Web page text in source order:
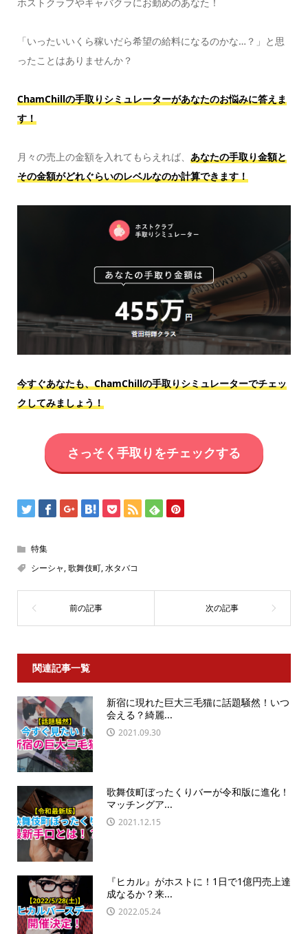
「いったいいくら稼いだら希望の給料になるのかな…？」と思
ったことはありませんか？
ChamChillの手取りシミュレーターがあなたのお悩みに答えま
す！
月々の売上の金額を入れてもらえれば、 あなたの手取り金額と
その金額がどれぐらいのレベルなのか計算できます！
今すぐあなたも、ChamChillの手取りシミュレーターでチェッ
クしてみましょう！
さっそく手取りをチェックする
特集
シーシャ,歌舞伎町,水タバコ
関連記事一覧
新宿に現れた巨大三毛猫に話題騒然！いつ
会える？綺麗...
2021.09.30
歌舞伎町ぼったくりバーが令和版に進化！
マッチングア...
2021.12.15
『ヒカル』がホストに！1日で1億円売上達
成なるか？来...
2022.05.24